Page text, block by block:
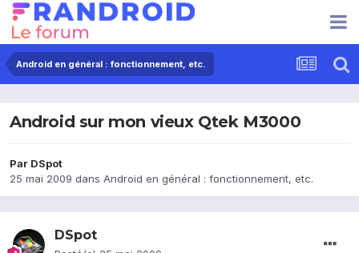
Android en général : fonctionnement, etc.
Android sur mon vieux Qtek M3000
Par DSpot
25 mai 2009 dans Android en général : fonctionnement, etc.
DSpot